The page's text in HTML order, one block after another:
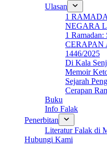
Ulasan
1
NEGARA
1 Ramadan:
1446/2025
Di Kala
Memoir
Sejarah
Cerapan
Buku
Info Falak
Penerbitan
Literatur Falak di
Hubungi Kami